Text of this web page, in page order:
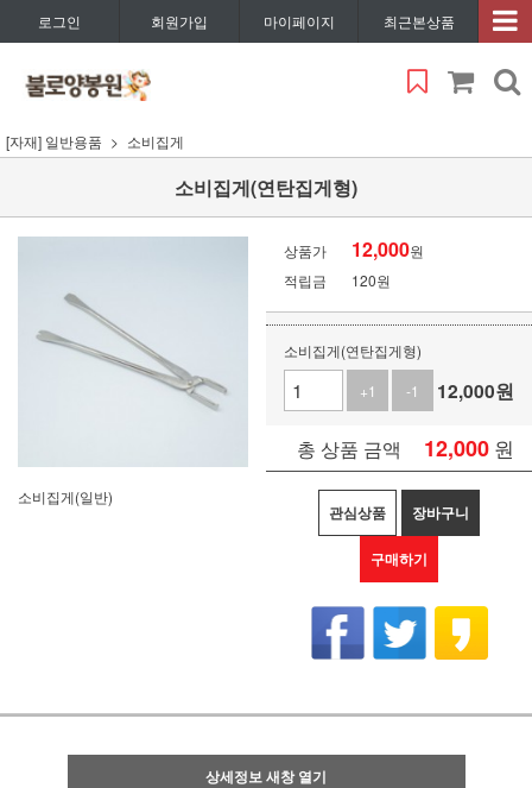
로그인 회원가입 마이페이지 최근본상품
[자재] 일반용품 소비집게
소비집게(연탄집게형)
소비집게(일반)
상품가 12,000원
적립금
120원
소비집게(연탄집게형)
+1
-1 12,000원
총 상품 금액 12,000 원
관심상품 장바구니
구매하기
상세정보 새창 열기